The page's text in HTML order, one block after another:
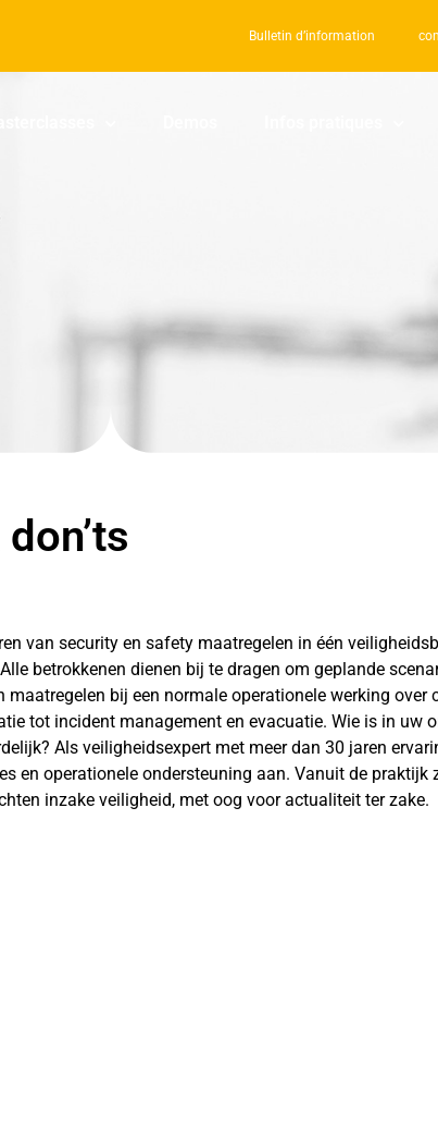
Bulletin d’information
van security en safety maatregelen in één
betrokkenen dienen bij te dragen om geplande
maatregelen bij een normale operationele werking
tot incident management en evacuatie. Wie is in uw
Als veiligheidsexpert met meer dan 30 jaren
en operationele ondersteuning aan. Vanuit de praktijk
inzake veiligheid, met oog voor actualiteit ter zake.